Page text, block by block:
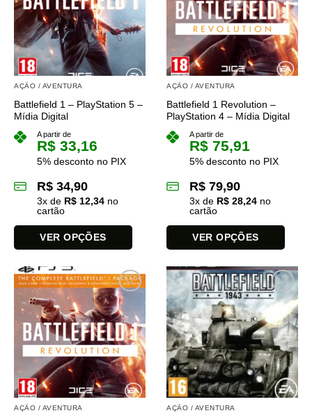
opções
podem
ser
escolhidas
na
página
produto
AÇÃO / AVENTURA
Battlefield 1 – PlayStation 5 –
Mídia Digital
A partir de
R$ 33,16
5% desconto no PIX
R$ 34,90
3x de R$ 12,34 no
cartão
VER OPÇÕES
produto
tem
várias
variantes.
As
opções
podem
ser
escolhidas
AÇÃO / AVENTURA
Battlefield 1 Revolution –
PlayStation 4 – Mídia Digital
A partir de
R$ 75,91
5% desconto no PIX
R$ 79,90
3x de R$ 28,24 no
cartão
VER OPÇÕES
produto
tem
várias
variantes.
As
opções
podem
ser
escolhidas
AÇÃO / AVENTURA AÇÃO / AVENTURA